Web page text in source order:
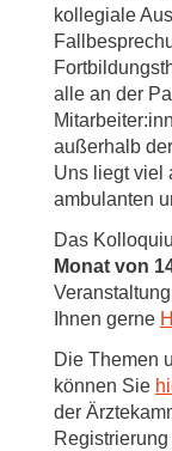
kollegiale
alle an der
außerhalb
Uns liegt viel
ambulanten
Das
Monat von
Ihnen gerne
Die Themen
können Sie
der